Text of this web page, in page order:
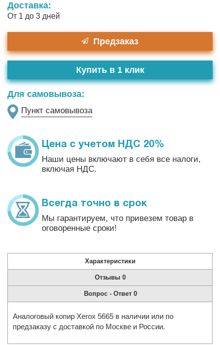
Доставка:
От 1 до 3 дней
Предзаказ
Для самовывоза:
Пункт самовывоза
Купить в 1 клик
Цена с учетом НДС 20%
Наши цены включают в себя все налоги,
включая НДС.
Всегда точно в срок
Мы гарантируем, что привезем товар в
оговоренные сроки!
Характеристики
Отзывы 0
Вопрос - Ответ 0
Аналоговый копир Xerox 5665 в наличии или по
предзаказу с доставкой по Москве и России.